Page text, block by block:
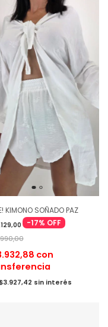
KIMONO SOÑADO PAZ
-17% OFF
con
$3.927,42 sin interés